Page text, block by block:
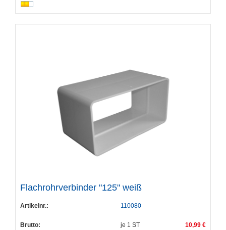
Flachrohrverbinder "125" weiß
Artikelnr.: 110080
Brutto: je 1 ST 10,99 €